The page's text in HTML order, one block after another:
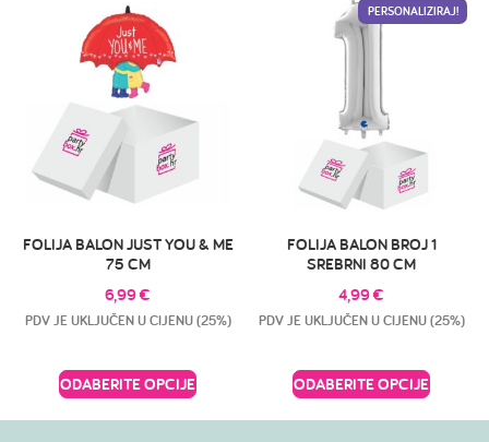
FOLIJA BALON JUST YOU & ME
75 CM
6,99€
PDV JE UKLJUČEN U CIJENU (25%)
ODABERITE OPCIJE
PERSONALIZIRAJ!
FOLIJA BALON BROJ 1
SREBRNI 80 CM
4,99€
PDV JE UKLJUČEN U CIJENU (25%)
ODABERITE OPCIJE